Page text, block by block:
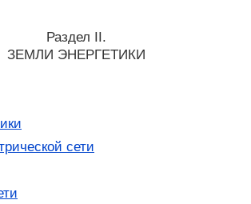
Раздел II.
ЗЕМЛИ ЭНЕРГЕТИКИ
сети